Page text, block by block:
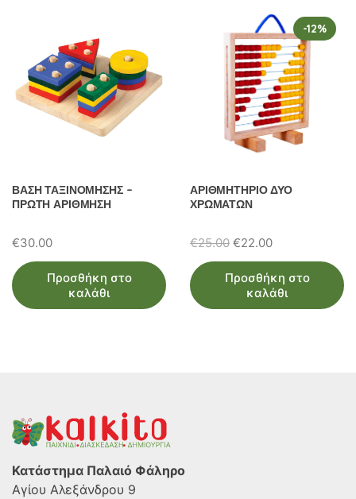
ΒΑΣΗ ΤΑΞΙΝΟΜΗΣΗΣ –
ΠΡΩΤΗ ΑΡΙΘΜΗΣΗ
€30.00
Προσθήκη στο
καλάθι
-12%
ΑΡΙΘΜΗΤΗΡΙΟ ΔΥΟ
ΧΡΩΜΑΤΩΝ
€25.00 Original
price
was:
€25.00.
€22.00Η
τρέχουσα
τιμή
είναι:
Προσθήκη στο
καλάθι
Κατάστημα Παλαιό Φάληρο
Αγίου Αλεξάνδρου 9